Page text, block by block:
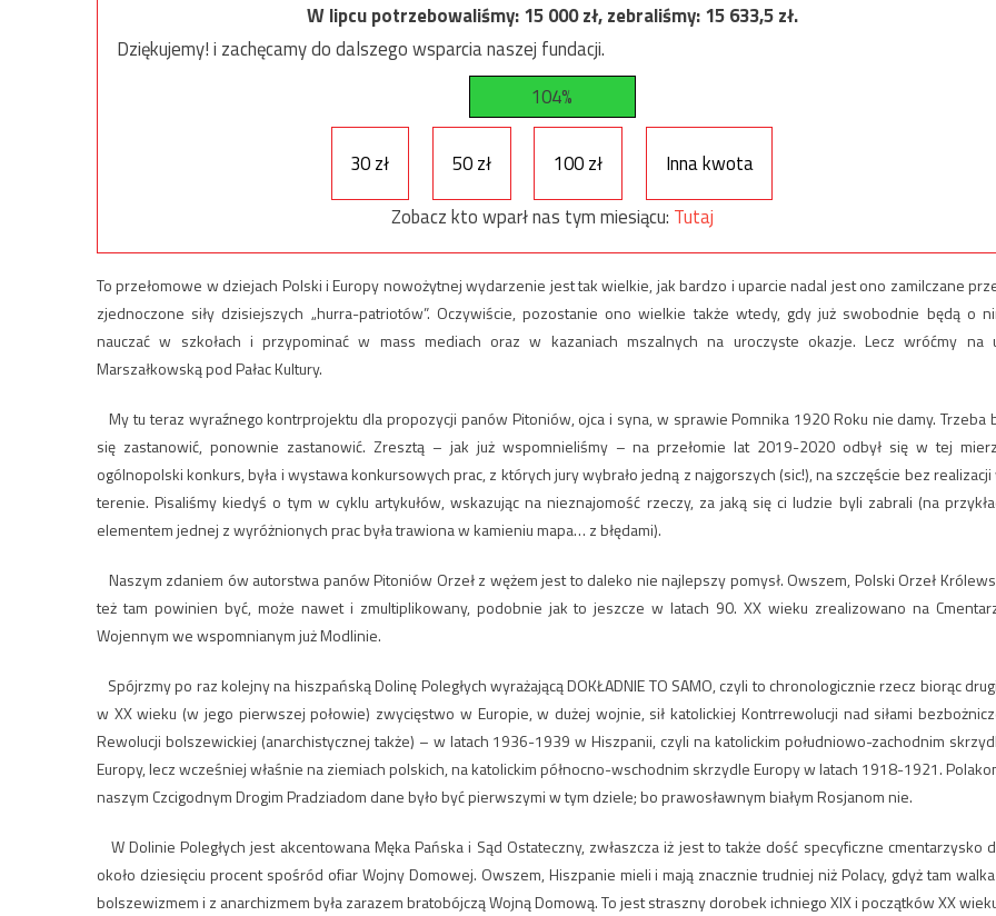
W lipcu potrzebowaliśmy:15 000zł, zebraliśmy:15 633,5zł.
Dziękujemy! i zachęcamy do dalszego wsparcia naszej fundacji.
104%
30 zł 50 zł 100 zł
Inna kwota
Zobacz kto wparł nas tym miesiącu: Tutaj
To przełomowe w dziejach Polski i Europy nowożytnej wydarzenie jest tak wielkie, jak bardzo i uparcie nadal jest ono zamilczane
zjednoczone siły dzisiejszych „hurra-patriotów”. Oczywiście, pozostanie ono wielkie także wtedy, gdy już swobodnie będą o
nauczać w szkołach i przypominać w mass mediach oraz w kazaniach mszalnych na uroczyste okazje. Lecz wróćmy na
Marszałkowską pod Pałac Kultury.
My tu teraz wyraźnego kontrprojektu dla propozycji panów Pitoniów, ojca i syna, w sprawie Pomnika 1920 Roku nie damy. Trzeba
się zastanowić, ponownie zastanowić. Zresztą – jak już wspomnieliśmy – na przełomie lat 2019-2020 odbył się w tej
ogólnopolski konkurs, była i wystawa konkursowych prac, z których jury wybrało jedną z najgorszych (sic!), na szczęście bez realizacji
terenie. Pisaliśmy kiedyś o tym w cyklu artykułów, wskazując na nieznajomość rzeczy, za jaką się ci ludzie byli zabrali (na
elementem jednej z wyróżnionych prac była trawiona w kamieniu mapa… z błędami).
Naszym zdaniem ów autorstwa panów Pitoniów Orzeł z wężem jest to daleko nie najlepszy pomysł. Owszem, Polski Orzeł
też tam powinien być, może nawet i zmultiplikowany, podobnie jak to jeszcze w latach 90. XX wieku zrealizowano na
Wojennym we wspomnianym już Modlinie.
Spójrzmy po raz kolejny na hiszpańską Dolinę Poległych wyrażającą DOKŁADNIE TO SAMO, czyli to chronologicznie rzecz biorąc
w XX wieku (w jego pierwszej połowie) zwycięstwo w Europie, w dużej wojnie, sił katolickiej Kontrrewolucji nad siłami
Rewolucji bolszewickiej (anarchistycznej także) – w latach 1936-1939 w Hiszpanii, czyli na katolickim południowo-zachodnim
Europy, lecz wcześniej właśnie na ziemiach polskich, na katolickim północno-wschodnim skrzydle Europy w latach 1918-1921.
naszym Czcigodnym Drogim Pradziadom dane było być pierwszymi w tym dziele; bo prawosławnym białym Rosjanom nie.
W Dolinie Poległych jest akcentowana Męka Pańska i Sąd Ostateczny, zwłaszcza iż jest to także dość specyficzne cmentarzysko
około dziesięciu procent spośród ofiar Wojny Domowej. Owszem, Hiszpanie mieli i mają znacznie trudniej niż Polacy, gdyż tam
bolszewizmem i z anarchizmem była zarazem bratobójczą Wojną Domową. To jest straszny dorobek ichniego XIX i początków XX